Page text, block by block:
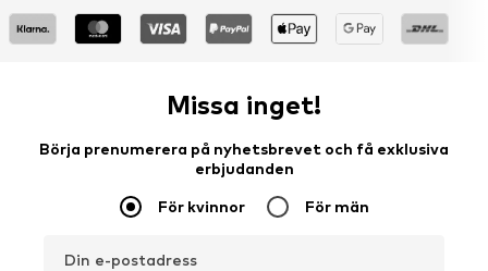
Missa inget!
Börja prenumerera på nyhetsbrevet och få exklusiva
erbjudanden
För kvinnor För män
Din e-postadress